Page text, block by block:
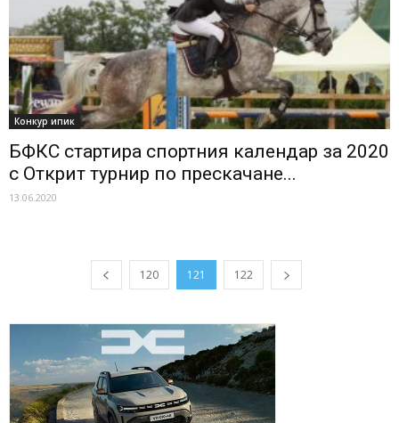
Конкур ипик
БФКС стартира спортния календар за 2020
с Открит турнир по прескачане...
13.06.2020
120 121 122